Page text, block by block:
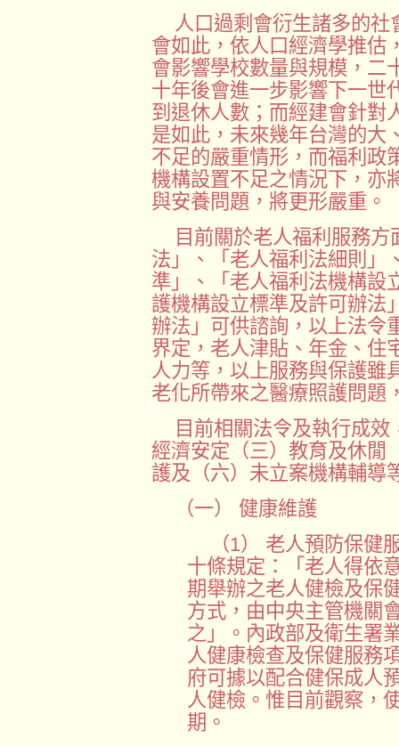
人口過剩會衍生諸多的
會如此，依人口經濟學推估
會影響學校數量與規模，二
十年後會進一步影響下一世
到退休人數；而經建會針對
是如此，未來幾年台灣的大
不足的嚴重情形，而福利政
機構設置不足之情況下，亦
與安養問題，將更形嚴重。
目前關於老人福利服務
法」、「老人福利法細則」
準」、「老人福利法機構設
護機構設立標準及許可辦法
辦法」可供諮詢，以上法令
界定，老人津貼、年金、住
人力等，以上服務與保護雖
老化所帶來之醫療照護問題
目前相關法令及執行成
經濟安定（三）教育及休閒
護及（六）未立案機構輔導
（一） 健康維護
（1） 老人預防保健
十條規定：「老人得依
期舉辦之老人健檢及保
方式，由中央主管機關
之」。內政部及衛生署
人健康檢查及保健服務
府可據以配合健保成人
人健檢。惟目前觀察，
期。